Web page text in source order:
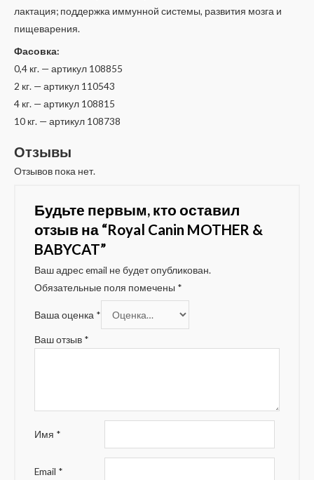
лактация; поддержка иммунной системы, развития мозга и
пищеварения.
Фасовка:
0,4 кг. — артикул 108855
2 кг. — артикул 110543
4 кг. — артикул 108815
10 кг. — артикул 108738
Отзывы
Отзывов пока нет.
Будьте первым, кто оставил
отзыв на “Royal Canin MOTHER &
BABYCAT”
Ваш адрес email не будет опубликован.
Обязательные поля помечены *
Ваша оценка *
Ваш отзыв *
Имя *
Email *